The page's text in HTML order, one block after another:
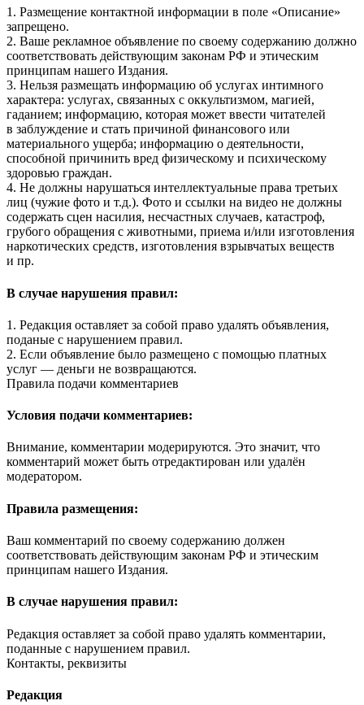
1. Размещение контактной информации в поле «Описание»
запрещено.
2. Ваше рекламное объявление по своему содержанию должно
соответствовать действующим законам РФ и этическим
принципам нашего Издания.
3. Нельзя размещать информацию об услугах интимного
характера: услугах, связанных с оккультизмом, магией,
гаданием; информацию, которая может ввести читателей
в заблуждение и стать причиной финансового или
материального ущерба; информацию о деятельности,
способной причинить вред физическому и психическому
здоровью граждан.
4. Не должны нарушаться интеллектуальные права третьих
лиц (чужие фото и т.д.). Фото и ссылки на видео не должны
содержать сцен насилия, несчастных случаев, катастроф,
грубого обращения с животными, приема и/или изготовления
наркотических средств, изготовления взрывчатых веществ
и пр.
В случае нарушения правил:
1. Редакция оставляет за собой право удалять объявления,
поданые с нарушением правил.
2. Если объявление было размещено с помощью платных
услуг — деньги не возвращаются.
Правила подачи комментариев
Условия подачи комментариев:
Внимание, комментарии модерируются. Это значит, что
комментарий может быть отредактирован или удалён
модератором.
Правила размещения:
Ваш комментарий по своему содержанию должен
соответствовать действующим законам РФ и этическим
принципам нашего Издания.
В случае нарушения правил:
Редакция оставляет за собой право удалять комментарии,
поданные с нарушением правил.
Контакты, реквизиты
Редакция